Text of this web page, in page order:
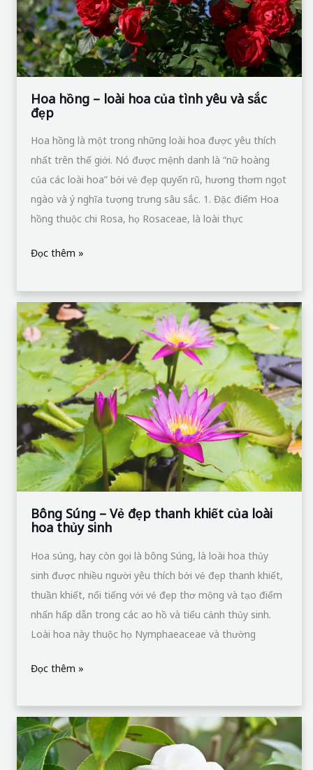
Hoa hồng – loài hoa của tình yêu và sắc
đẹp
Hoa hồng là một trong những loài hoa được yêu thích
nhất trên thế giới. Nó được mệnh danh là “nữ hoàng
của các loài hoa” bởi vẻ đẹp quyến rũ, hương thơm ngọt
ngào và ý nghĩa tượng trưng sâu sắc. 1. Đặc điểm Hoa
hồng thuộc chi Rosa, họ Rosaceae, là loài thực
tình
yêu
và
sắc
đẹp
Đọc thêm »
Bông Súng – Vẻ đẹp thanh khiết của loài
hoa thủy sinh
Hoa súng, hay còn gọi là bông Súng, là loài hoa thủy
sinh được nhiều người yêu thích bởi vẻ đẹp thanh khiết,
thuần khiết, nổi tiếng với vẻ đẹp thơ mộng và tạo điểm
nhấn hấp dẫn trong các ao hồ và tiểu cảnh thủy sinh.
Loài hoa này thuộc họ Nymphaeaceae và thường
Bông
Súng
–
Vẻ
đẹp
thanh
khiết
của
loài
hoa
thủy
sinh
Đọc thêm »
Hoa
trà
my: